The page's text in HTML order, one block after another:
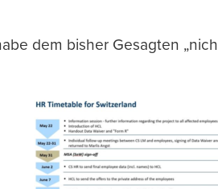
dem bisher Gesagten